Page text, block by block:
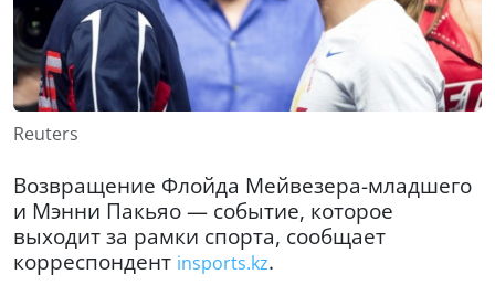
Reuters
Возвращение Флойда Мейвезера-младшего
и Мэнни Пакьяо — событие, которое
выходит за рамки спорта, сообщает
корреспондент insports.kz.